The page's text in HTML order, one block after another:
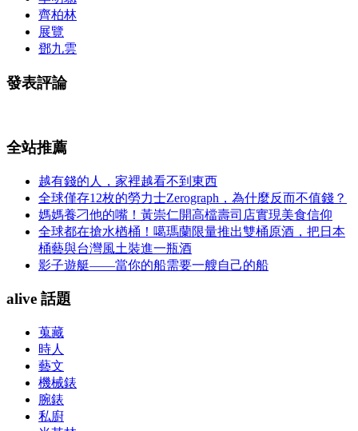
齊柏林
展覽
鄧九雲
發表評論
全站推薦
越有錢的人，家裡越看不到東西
全球僅存12枚的勞力士Zerograph，為什麼反而不值錢？
媽媽養刁他的嘴！黃崇仁開高檔壽司店實現美食信仰
全球都在搶水楢桶！噶瑪蘭限量推出雙桶原酒，把日本
桶藝與台灣風土裝進一瓶酒
影子遊艇——當你的船需要一艘自己的船
alive 話題
蒐藏
時人
藝文
機械錶
腕錶
私廚